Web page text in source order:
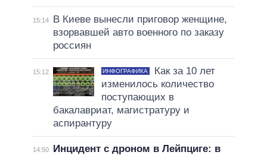
15:14
В Киеве вынесли приговор женщине,
взорвавшей авто военного по заказу
россиян
15:12 ИНФОГРАФИКА
Как за 10 лет
изменилось количество
поступающих в
бакалавриат, магистратуру и
аспирантуру
14:50
Инцидент с дроном в Лейпциге: в